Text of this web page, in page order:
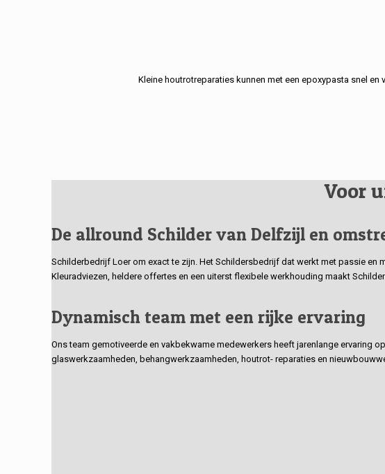
Kleine houtrotreparaties kunnen met een epoxypasta snel
Voor
De allround Schilder van Delfzijl en
Schilderbedrijf Loer om exact te zijn. Het Schildersbedrijf dat werkt met passie en
Kleuradviezen, heldere offertes en een uiterst flexibele werkhouding maakt
Dynamisch team met een rijke ervaring
Ons team gemotiveerde en vakbekwame medewerkers heeft jarenlange ervaring
glaswerkzaamheden, behangwerkzaamheden, houtrot- reparaties en